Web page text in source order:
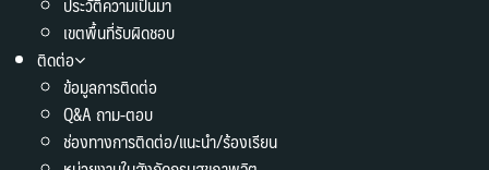
เขตพื้นที่รับผิดชอบ
ติดต่อ
ข้อมูลการติดต่อ
Q&A ถาม-ตอบ
ช่องทางการติดต่อ/แนะนำ/ร้องเรียน